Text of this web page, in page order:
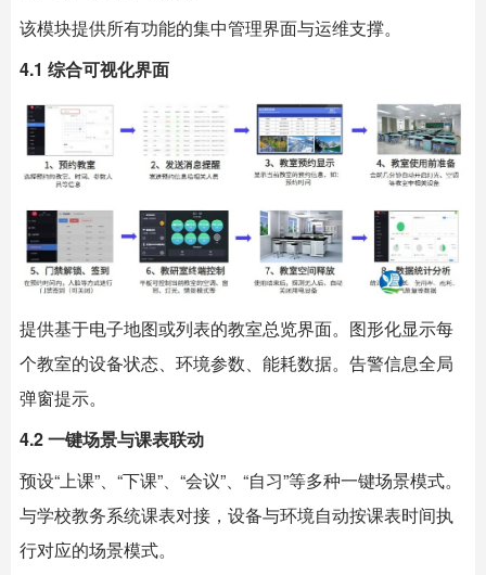
该模块提供所有功能的集中管理界面与运维支撑。
4.1 综合可视化界面
提供基于电子地图或列表的教室总览界面。图形化显示每
个教室的设备状态、环境参数、能耗数据。告警信息全局
弹窗提示。
4.2 一键场景与课表联动
预设“上课”、“下课”、“会议”、“自习”等多种一键场景模式。
与学校教务系统课表对接，设备与环境自动按课表时间执
行对应的场景模式。